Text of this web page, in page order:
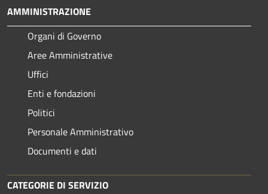
AMMINISTRAZIONE
Organi di Governo
Aree Amministrative
Uffici
Enti e fondazioni
Politici
Personale Amministrativo
Documenti e dati
CATEGORIE DI SERVIZIO